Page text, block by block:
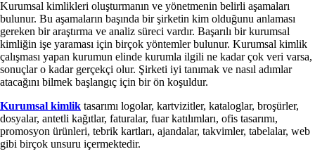
Kurumsal kimlikleri oluşturmanın ve yönetmenin belirli aşamaları
bulunur. Bu aşamaların başında bir şirketin kim olduğunu anlaması
gereken bir araştırma ve analiz süreci vardır. Başarılı bir kurumsal
kimliğin işe yaraması için birçok yöntemler bulunur. Kurumsal kimlik
çalışması yapan kurumun elinde kurumla ilgili ne kadar çok veri varsa,
sonuçlar o kadar gerçekçi olur. Şirketi iyi tanımak ve nasıl adımlar
atacağını bilmek başlangıç için bir ön koşuldur.
Kurumsal kimlik tasarımı logolar, kartvizitler, kataloglar, broşürler,
dosyalar, antetli kağıtlar, faturalar, fuar katılımları, ofis tasarımı,
promosyon ürünleri, tebrik kartları, ajandalar, takvimler, tabelalar, web
gibi birçok unsuru içermektedir.